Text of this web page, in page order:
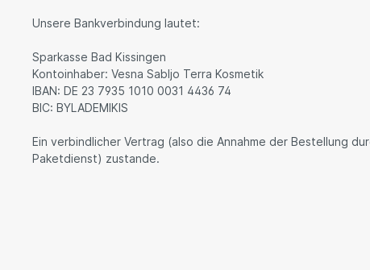
Unsere Bankverbindung lautet:
Sparkasse Bad Kissingen
Kontoinhaber: Vesna Sabljo Terra Kosmetik
IBAN: DE 23 7935 1010 0031 4436 74
BIC: BYLADEMIKIS
Ein verbindlicher Vertrag (also die Annahme der Bestellung
Paketdienst) zustande.